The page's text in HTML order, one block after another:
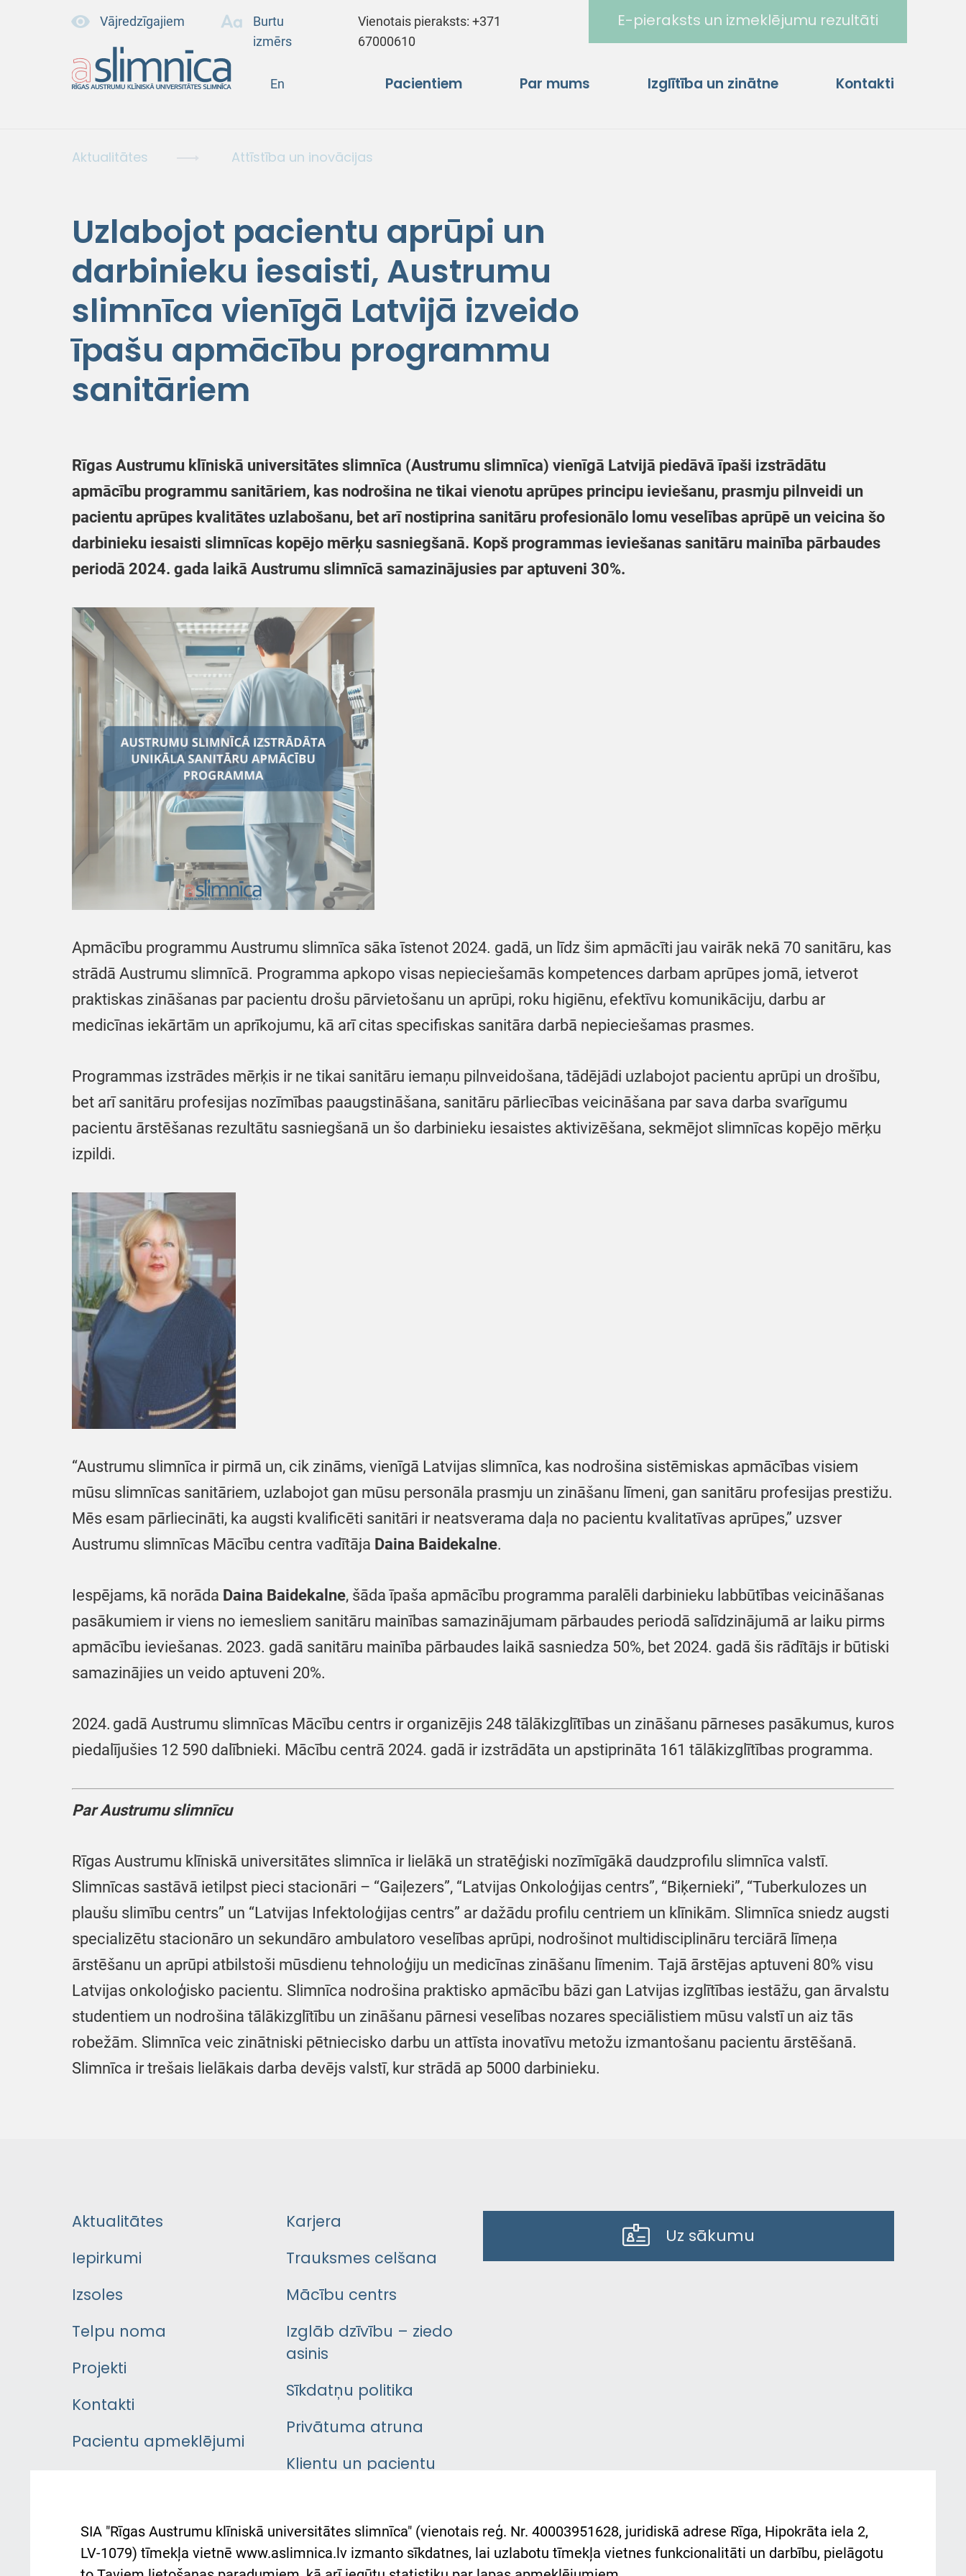
Vājredzīgajiem
Burtu
izmērs
Vienotais pieraksts:+371
67000610
E-pieraksts un izmeklējumu rezultāti
En Pacientiem Par mums Izglītība un zinātne Kontakti
Aktualitātes Attīstība un inovācijas
Uzlabojot pacientu aprūpi un
darbinieku iesaisti, Austrumu
slimnīca vienīgā Latvijā izveido
īpašu apmācību programmu
sanitāriem
Rīgas Austrumu klīniskā universitātes slimnīca (Austrumu slimnīca) vienīgā Latvijā piedāvā īpaši izstrādātu
apmācību programmu sanitāriem, kas nodrošina ne tikai vienotu aprūpes principu ieviešanu, prasmju pilnveidi un
pacientu aprūpes kvalitātes uzlabošanu, bet arī nostiprina sanitāru profesionālo lomu veselības aprūpē un veicina šo
darbinieku iesaisti slimnīcas kopējo mērķu sasniegšanā. Kopš programmas ieviešanas sanitāru mainība pārbaudes
periodā 2024. gada laikā Austrumu slimnīcā samazinājusies par aptuveni 30%.
Apmācību programmu Austrumu slimnīca sāka īstenot 2024. gadā, un līdz šim apmācīti jau vairāk nekā 70 sanitāru, kas
strādā Austrumu slimnīcā. Programma apkopo visas nepieciešamās kompetences darbam aprūpes jomā, ietverot
praktiskas zināšanas par pacientu drošu pārvietošanu un aprūpi, roku higiēnu, efektīvu komunikāciju, darbu ar
medicīnas iekārtām un aprīkojumu, kā arī citas specifiskas sanitāra darbā nepieciešamas prasmes.
Programmas izstrādes mērķis ir ne tikai sanitāru iemaņu pilnveidošana, tādējādi uzlabojot pacientu aprūpi un drošību,
bet arī sanitāru profesijas nozīmības paaugstināšana, sanitāru pārliecības veicināšana par sava darba svarīgumu
pacientu ārstēšanas rezultātu sasniegšanā un šo darbinieku iesaistes aktivizēšana, sekmējot slimnīcas kopējo mērķu
izpildi.
“Austrumu slimnīca ir pirmā un, cik zināms, vienīgā Latvijas slimnīca, kas nodrošina sistēmiskas apmācības visiem
mūsu slimnīcas sanitāriem, uzlabojot gan mūsu personāla prasmju un zināšanu līmeni, gan sanitāru profesijas prestižu.
Mēs esam pārliecināti, ka augsti kvalificēti sanitāri ir neatsverama daļa no pacientu kvalitatīvas aprūpes,” uzsver
Austrumu slimnīcas Mācību centra vadītāja Daina Baidekalne.
Iespējams, kā norāda Daina Baidekalne, šāda īpaša apmācību programma paralēli darbinieku labbūtības veicināšanas
pasākumiem ir viens no iemesliem sanitāru mainības samazinājumam pārbaudes periodā salīdzinājumā ar laiku pirms
apmācību ieviešanas. 2023. gadā sanitāru mainība pārbaudes laikā sasniedza 50%, bet 2024. gadā šis rādītājs ir būtiski
samazinājies un veido aptuveni 20%.
2024. gadā Austrumu slimnīcas Mācību centrs ir organizējis 248 tālākizglītības un zināšanu pārneses pasākumus, kuros
piedalījušies 12 590 dalībnieki. Mācību centrā 2024. gadā ir izstrādāta un apstiprināta 161 tālākizglītības programma.
Par Austrumu slimnīcu
Rīgas Austrumu klīniskā universitātes slimnīca ir lielākā un stratēģiski nozīmīgākā daudzprofilu slimnīca valstī.
Slimnīcas sastāvā ietilpst pieci stacionāri – “Gaiļezers”, “Latvijas Onkoloģijas centrs”, “Biķernieki”, “Tuberkulozes un
plaušu slimību centrs” un “Latvijas Infektoloģijas centrs” ar dažādu profilu centriem un klīnikām. Slimnīca sniedz augsti
specializētu stacionāro un sekundāro ambulatoro veselības aprūpi, nodrošinot multidisciplināru terciārā līmeņa
ārstēšanu un aprūpi atbilstoši mūsdienu tehnoloģiju un medicīnas zināšanu līmenim. Tajā ārstējas aptuveni 80% visu
Latvijas onkoloģisko pacientu. Slimnīca nodrošina praktisko apmācību bāzi gan Latvijas izglītības iestāžu, gan ārvalstu
studentiem un nodrošina tālākizglītību un zināšanu pārnesi veselības nozares speciālistiem mūsu valstī un aiz tās
robežām. Slimnīca veic zinātniski pētniecisko darbu un attīsta inovatīvu metožu izmantošanu pacientu ārstēšanā.
Slimnīca ir trešais lielākais darba devējs valstī, kur strādā ap 5000 darbinieku.
Aktualitātes
Iepirkumi
Izsoles
Telpu noma
Projekti
Kontakti
Pacientu apmeklējumi
Pacienta
atsauksmju/sūdzību
Karjera
Trauksmes celšana
Mācību centrs
Izglāb dzīvību – ziedo
asinis
Sīkdatņu politika
Privātuma atruna
Klientu un pacientu
Austrumu slimnīcas
atbalsts Ukrainai
Uz sākumu
SIA "Rīgas Austrumu klīniskā universitātes slimnīca" (vienotais reģ. Nr. 40003951628, juridiskā adrese Rīga, Hipokrāta iela 2,
LV-1079) tīmekļa vietnē www.aslimnica.lv izmanto sīkdatnes, lai uzlabotu tīmekļa vietnes funkcionalitāti un darbību, pielāgotu